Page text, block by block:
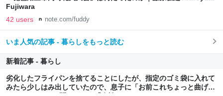
Fujiwara
42 users note.com/fuddy
いま人気の記事 - 暮らしをもっと読む
新着記事 - 暮らし
劣化したフライパンを捨てることにしたが、指定のゴミ袋に入れて
みたら少しはみ出していたので、息子に「お前これちょっと曲げら